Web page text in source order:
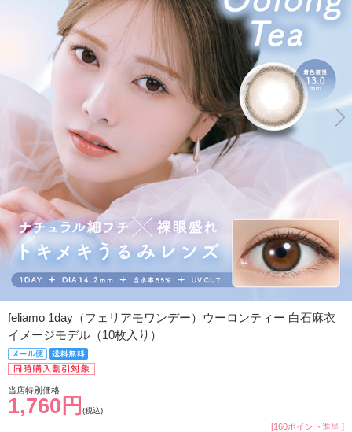
feliamo 1day（フェリアモワンデー）ウーロンティー 白石麻衣
イメージモデル（10枚入り）
当店特別価格
1,760円 (税込)
[160ポイント進呈 ]